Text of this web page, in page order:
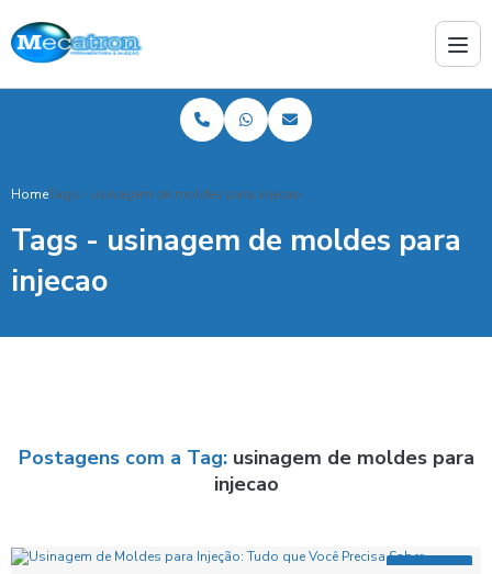
HomeTags - usinagem de moldes para injecao
Tags - usinagem de moldes para
injecao
Postagens com a Tag: usinagem de moldes para
injecao